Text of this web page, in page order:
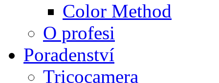
Color Method
O profesi
Poradenství
Tricocamera